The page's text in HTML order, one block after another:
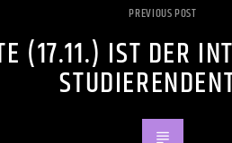
PREVIOUS POST
(17.11.) IST DER